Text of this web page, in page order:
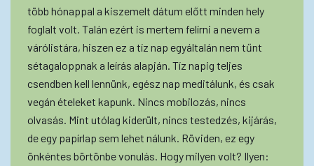
több hónappal a kiszemelt dátum előtt minden hely
foglalt volt. Talán ezért is mertem felírni a nevem a
várólistára, hiszen ez a tíz nap egyáltalán nem tűnt
sétagaloppnak a leírás alapján. Tíz napig teljes
csendben kell lennünk, egész nap meditálunk, és csak
vegán ételeket kapunk. Nincs mobilozás, nincs
olvasás. Mint utólag kiderült, nincs testedzés, kijárás,
de egy papírlap sem lehet nálunk. Röviden, ez egy
önkéntes börtönbe vonulás. Hogy milyen volt? Ilyen: